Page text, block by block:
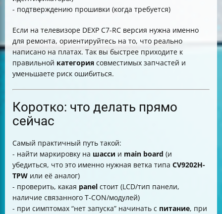
- подтверждению прошивки (когда требуется)
Если на телевизоре DEXP C7-RC версия нужна именно
для ремонта, ориентируйтесь на то, что реально
написано на платах. Так вы быстрее приходите к
правильной категория совместимых запчастей и
уменьшаете риск ошибиться.
Коротко: что делать прямо
сейчас
Самый практичный путь такой:
- найти маркировку на шасси и main board (и
убедиться, что это именно нужная ветка типа CV9202H-
TPW или её аналог)
- проверить, какая panel стоит (LCD/тип панели,
наличие связанного T-CON/модулей)
- при симптомах “нет запуска” начинать с питание, при